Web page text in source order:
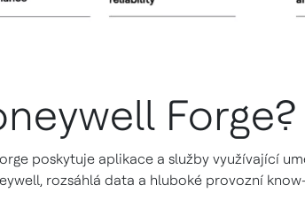
Forge?
poskytuje aplikace a služby využívající
rozsáhlá data a hluboké provozní